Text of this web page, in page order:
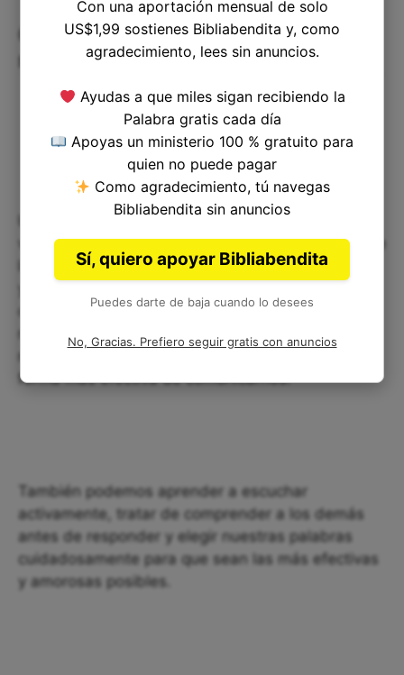
Cómo podemos aplicarlo en
nuestra vida
Una de las maneras más efectivas de aplicar este
versículo a nuestra vida es tomando conciencia de
las palabras que utilizamos en nuestra vida diaria
constructivas y respetuosas. Si no podemos
responder afirmativamente a estas preguntas, es
forma más efectiva de comunicarnos.
También podemos aprender a escuchar
activamente, tratar de comprender a los demás
antes de responder y elegir nuestras palabras
cuidadosamente para que sean las más efectivas
y amorosas posibles.
Con una aportación mensual de solo
US$1,99 sostienes Bibliabendita y, como
agradecimiento, lees sin anuncios.
Ayudas a que miles sigan recibiendo la
Palabra gratis cada día
Apoyas un ministerio 100 % gratuito para
quien no puede pagar
Como agradecimiento, tú navegas
Bibliabendita sin anuncios
Sí, quiero apoyar Bibliabendita
Puedes darte de baja cuando lo desees
No, Gracias. Prefiero seguir gratis con anuncios